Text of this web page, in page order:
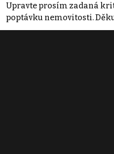
Upravte prosím zadaná
poptávku nemovitosti.